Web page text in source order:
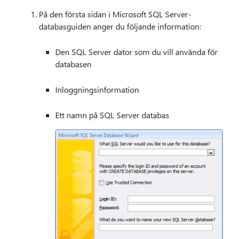
På den första sidan i Microsoft SQL Server-
databasguiden anger du följande information:
Den SQL Server dator som du vill använda för
databasen
Inloggningsinformation
Ett namn på SQL Server databas